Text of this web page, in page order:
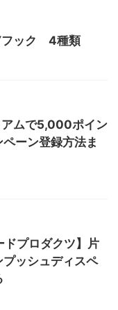
ック 4種類
アムで5,000ポイン
ーン登録方法ま
ドプロダクツ】片
ッシュディスペ